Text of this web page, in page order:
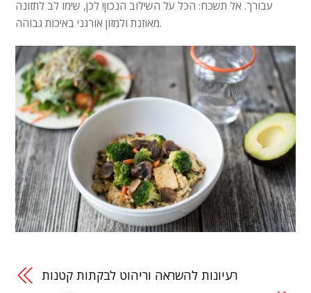
עבורך. אל תשכח: הכל על השילוב הנכון! לכן, שימו לב לתזונה
מאוזנת ולמזון אורגני באיכות גבוהה.
רעיונות להשראה וריהוט לבקתות קטנות